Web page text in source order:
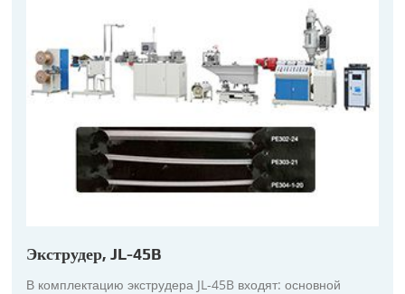
Экструдер, JL-45B
В комплектацию экструдера JL-45B входят: основной